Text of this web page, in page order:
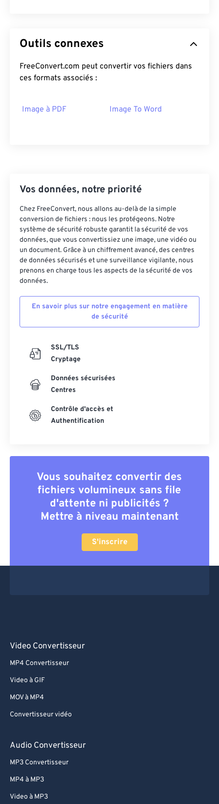
Outils connexes
FreeConvert.com peut convertir vos fichiers dans
ces formats associés :
Image à PDF Image To Word
Vos données, notre priorité
Chez FreeConvert, nous allons au-delà de la simple
conversion de fichiers : nous les protégeons. Notre
système de sécurité robuste garantit la sécurité de vos
données, que vous convertissiez une image, une vidéo ou
un document. Grâce à un chiffrement avancé, des centres
de données sécurisés et une surveillance vigilante, nous
prenons en charge tous les aspects de la sécurité de vos
données.
En savoir plus sur notre engagement en matière
de sécurité
SSL/TLS
Cryptage
Données sécurisées
Centres
Contrôle d'accès et
Authentification
Vous souhaitez convertir des
fichiers volumineux sans file
d'attente ni publicités ?
Mettre à niveau maintenant
S'inscrire
Video Convertisseur
MP4 Convertisseur
Video à GIF
MOV à MP4
Convertisseur vidéo
Audio Convertisseur
MP3 Convertisseur
MP4 à MP3
Video à MP3